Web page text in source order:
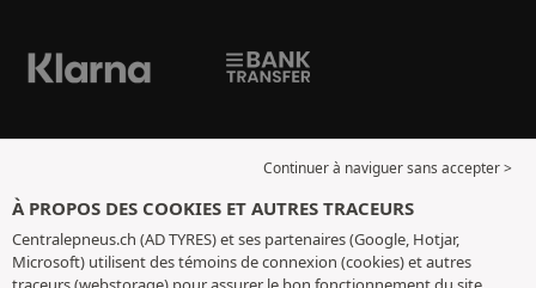
Continuer à naviguer sans accepter >
À PROPOS DES COOKIES ET AUTRES TRACEURS
Centralepneus.ch (AD TYRES) et ses partenaires (Google, Hotjar,
Microsoft) utilisent des témoins de connexion (cookies) et autres